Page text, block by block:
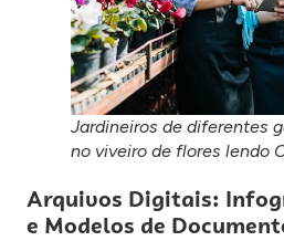
Jardineiros de diferentes
no viveiro de flores lendo
Arquivos Digitais:
e Modelos de